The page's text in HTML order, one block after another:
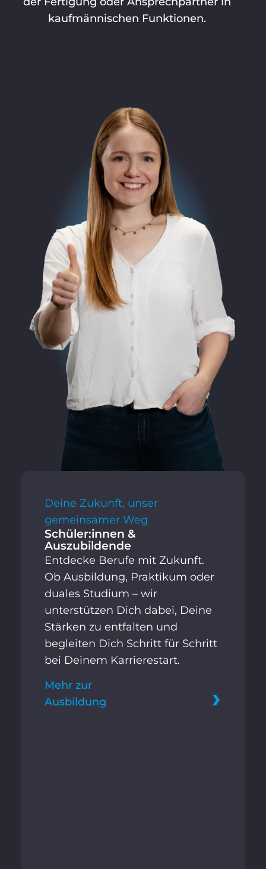
kaufmännischen Funktionen.
Deine Zukunft, unser
gemeinsamer Weg
Schüler:innen &
Auszubildende
Entdecke Berufe mit Zukunft.
Ob Ausbildung, Praktikum oder
duales Studium – wir
unterstützen Dich dabei, Deine
Stärken zu entfalten und
begleiten Dich Schritt für Schritt
bei Deinem Karrierestart.
Mehr zur
Ausbildung